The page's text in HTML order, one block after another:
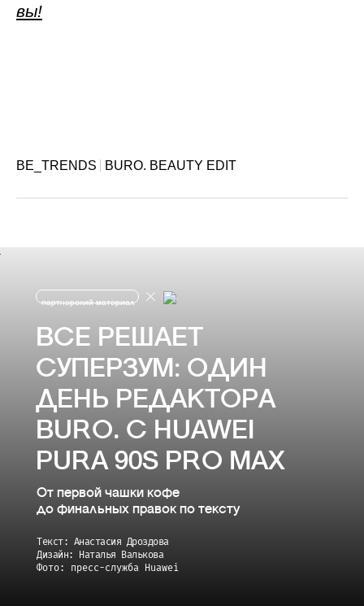
вы!
BE_TRENDS BURO. BEAUTY EDIT
партнерский материал
ВСЕ РЕШАЕТ
СУПЕРЗУМ: ОДИН
ДЕНЬ РЕДАКТОРА
BURO. С HUAWEI
PURA 90S PRO MAX
От первой чашки кофе
до финальных правок по тексту
Текст: Анастасия Дроздова
Дизайн: Наталья Валькова
Фото: пресс-служба Huawei